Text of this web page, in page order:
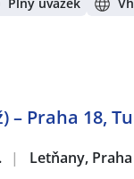
– Praha 18,
| Letňany, Praha